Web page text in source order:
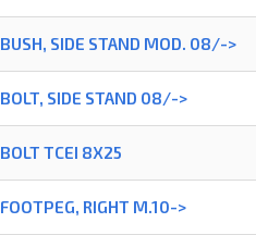
BUSH, SIDE STAND MOD. 08/->
BOLT, SIDE STAND 08/->
BOLT TCEI 8X25
FOOTPEG, RIGHT M.10->